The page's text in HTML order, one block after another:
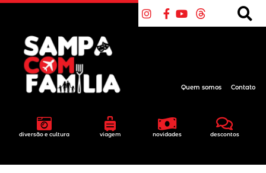
diversão e cultura viagem novidades descontos
Quem somos Contato